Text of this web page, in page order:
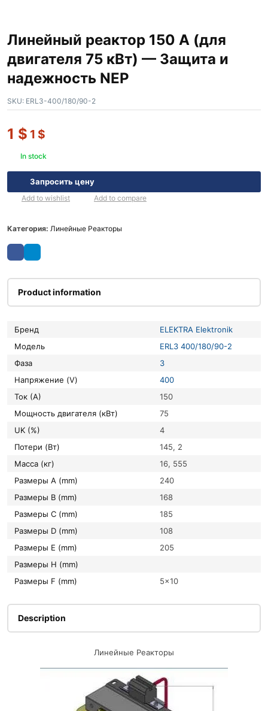
Линейный реактор 150 А (для
двигателя 75 кВт) — Защита и
надежность NEP
SKU: ERL3-400/180/90-2
1 $ 1 $
In stock
Запросить цену
Add to wishlist Add to compare
Категория: Линейные Реакторы
Product information
Бренд
ELEKTRA Elektronik
Модель
ERL3 400/180/90-2
Фаза
3
Напряжение (V)
400
Ток (А)
150
Мощность двигателя (кВт)
75
UK (%)
4
Потери (Вт)
145, 2
Масса (кг)
16, 555
Размеры A (mm)
240
Размеры B (mm)
168
Размеры C (mm)
185
Размеры D (mm)
108
Размеры E (mm)
205
Размеры H (mm)
Размеры F (mm)
5×10
Description
Линейные Реакторы